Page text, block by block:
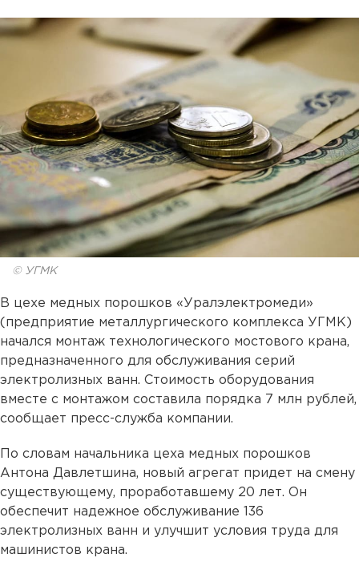
© УГМК
В цехе медных порошков «Уралэлектромеди»
(предприятие металлургического комплекса УГМК)
начался монтаж технологического мостового крана,
предназначенного для обслуживания серий
электролизных ванн. Стоимость оборудования
вместе с монтажом составила порядка 7 млн рублей,
сообщает пресс-служба компании.
По словам начальника цеха медных порошков
Антона Давлетшина, новый агрегат придет на смену
существующему, проработавшему 20 лет. Он
обеспечит надежное обслуживание 136
электролизных ванн и улучшит условия труда для
машинистов крана.